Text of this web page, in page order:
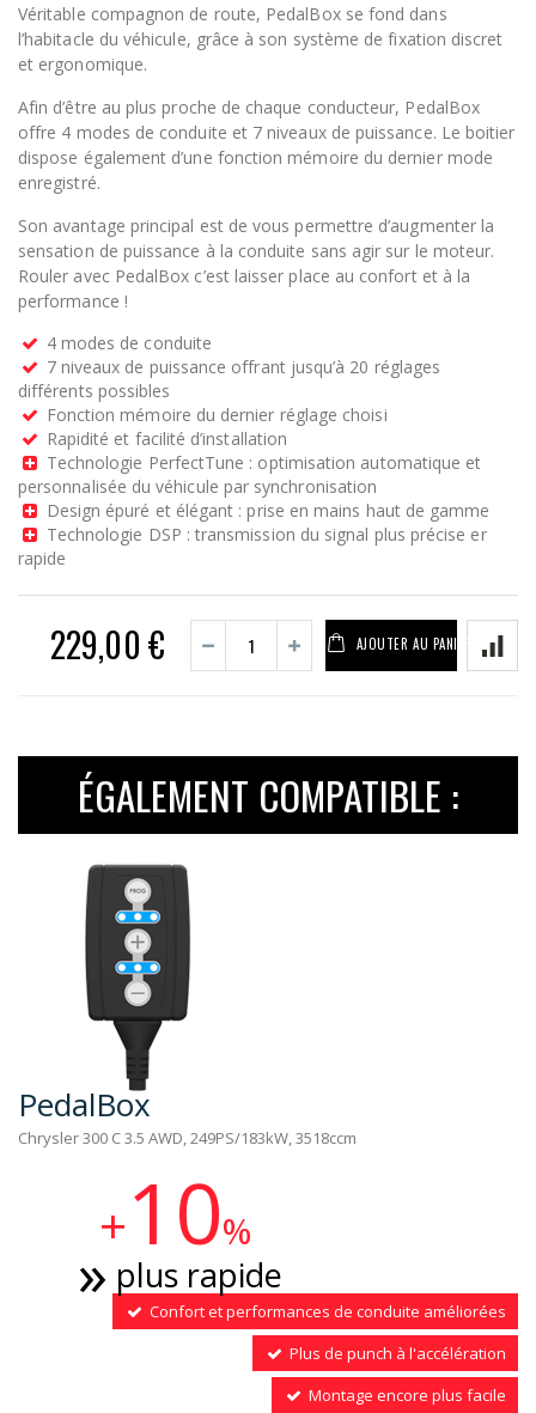
Véritable compagnon de route, PedalBox se fond dans
l’habitacle du véhicule, grâce à son système de fixation discret
et ergonomique.
Afin d’être au plus proche de chaque conducteur, PedalBox
offre 4 modes de conduite et 7 niveaux de puissance. Le boitier
dispose également d’une fonction mémoire du dernier mode
enregistré.
Son avantage principal est de vous permettre d’augmenter la
sensation de puissance à la conduite sans agir sur le moteur.
Rouler avec PedalBox c’est laisser place au confort et à la
performance !
4 modes de conduite
7 niveaux de puissance offrant jusqu’à 20 réglages
différents possibles
Fonction mémoire du dernier réglage choisi
Rapidité et facilité d’installation
Technologie PerfectTune : optimisation automatique et
personnalisée du véhicule par synchronisation
Design épuré et élégant : prise en mains haut de gamme
Technologie DSP : transmission du signal plus précise er
rapide
AJOUTER AU PANIER
229,00 €
ÉGALEMENT COMPATIBLE :
PedalBox
Chrysler 300 C 3.5 AWD, 249PS/183kW, 3518ccm
+10%
plus rapide
Confort et performances de conduite améliorées
Plus de punch à l'accélération
Montage encore plus facile